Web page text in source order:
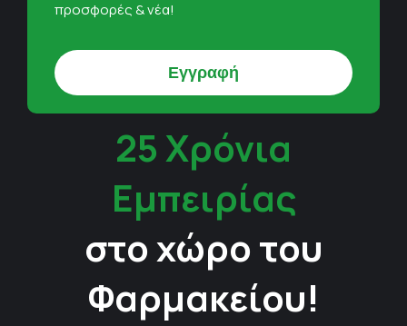
προσφορές & νέα!
25 Χρόνια
Εμπειρίας
στο χώρο του
Φαρμακείου!